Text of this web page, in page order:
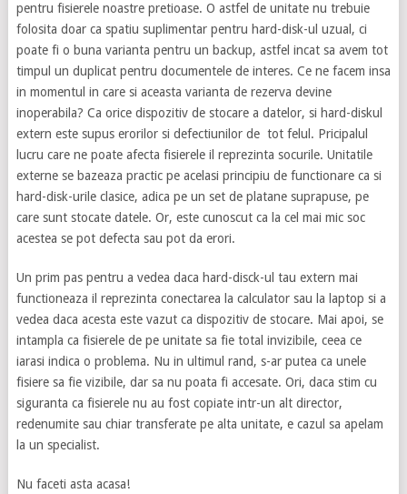
pentru fisierele noastre pretioase. O astfel de unitate nu trebuie
folosita doar ca spatiu suplimentar pentru hard-disk-ul uzual, ci
poate fi o buna varianta pentru un backup, astfel incat sa avem tot
timpul un duplicat pentru documentele de interes. Ce ne facem insa
in momentul in care si aceasta varianta de rezerva devine
inoperabila? Ca orice dispozitiv de stocare a datelor, si hard-diskul
extern este supus erorilor si defectiunilor de tot felul. Pricipalul
lucru care ne poate afecta fisierele il reprezinta socurile. Unitatile
externe se bazeaza practic pe acelasi principiu de functionare ca si
hard-disk-urile clasice, adica pe un set de platane suprapuse, pe
care sunt stocate datele. Or, este cunoscut ca la cel mai mic soc
acestea se pot defecta sau pot da erori.
Un prim pas pentru a vedea daca hard-disck-ul tau extern mai
functioneaza il reprezinta conectarea la calculator sau la laptop si a
vedea daca acesta este vazut ca dispozitiv de stocare. Mai apoi, se
intampla ca fisierele de pe unitate sa fie total invizibile, ceea ce
iarasi indica o problema. Nu in ultimul rand, s-ar putea ca unele
fisiere sa fie vizibile, dar sa nu poata fi accesate. Ori, daca stim cu
siguranta ca fisierele nu au fost copiate intr-un alt director,
redenumite sau chiar transferate pe alta unitate, e cazul sa apelam
la un specialist.
Nu faceti asta acasa!